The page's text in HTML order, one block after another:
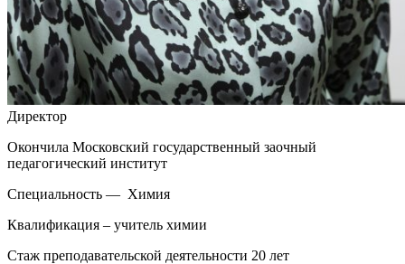
Директор
Окончила Московский государственный заочный
педагогический институт
Специальность — Химия
Квалификация – учитель химии
Стаж преподавательской деятельности 20 лет